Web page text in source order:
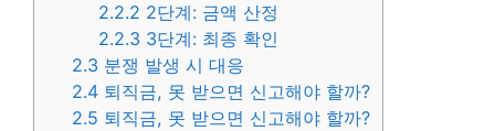
2.2.2 2단계: 금액 산정
2.2.3 3단계: 최종 확인
2.3 분쟁 발생 시 대응
2.4 퇴직금, 못 받으면 신고해야 할까?
2.5 퇴직금, 못 받으면 신고해야 할까?